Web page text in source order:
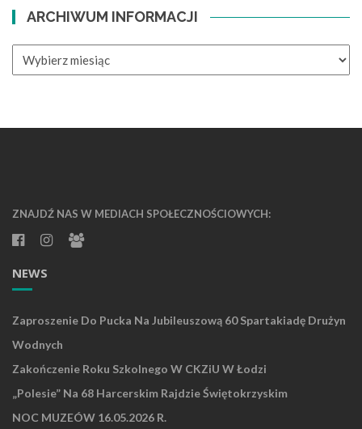
ARCHIWUM INFORMACJI
INFORMACJI
ZNAJDŹ NAS W MEDIACH SPOŁECZNOŚCIOWYCH:
NEWS
Zaproszenie Do Pucka Na Jubileuszową 60 Spartakiadę Drużyn
Wodnych
Zakończenie Roku Szkolnego W CKZiU W Łodzi
„Polesie” Na 68 Harcerskim Rajdzie Świętokrzyskim
NOC MUZEÓW 16.05.2026 R.